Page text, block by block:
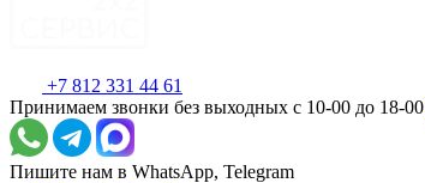
+7 812 331 44 61
Принимаем звонки без выходных с 10-00 до 18-00
Пишите нам в WhatsApp, Telegram